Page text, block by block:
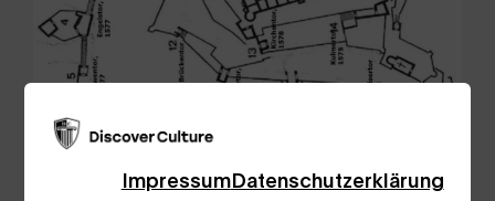
ImpressumDatenschutzerklärung